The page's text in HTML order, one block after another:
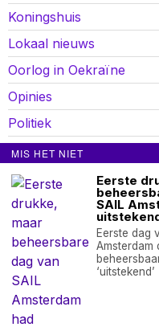
Koningshuis
Lokaal nieuws
Oorlog in Oekraïne
Opinies
Politiek
Sport
nieuwsimpuls.online
©2026
- Alle
MIS HET NIET
Eerste
SAIL
Eerste dag
Amsterdam
‘uitstekend’